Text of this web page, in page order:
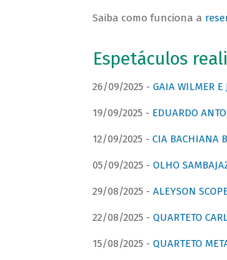
Saiba como funciona a
Espetáculos
26/09/2025 - GAIA WILMER
19/09/2025 - EDUARDO
12/09/2025 - CIA BACHIANA
05/09/2025 - OLHO
29/08/2025 - ALEYSON
22/08/2025 - QUARTETO
15/08/2025 - QUARTETO